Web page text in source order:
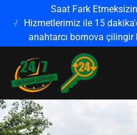
Saat Fark
Hizmetlerimiz ile 15
anahtarcı bornova